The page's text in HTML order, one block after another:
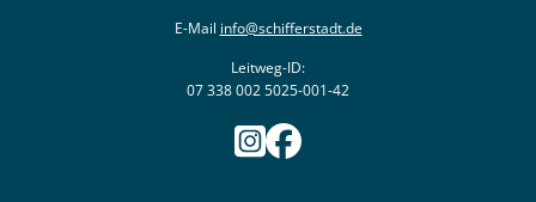
E-Mail info@schifferstadt.de
Leitweg-ID:
07 338 002 5025-001-42